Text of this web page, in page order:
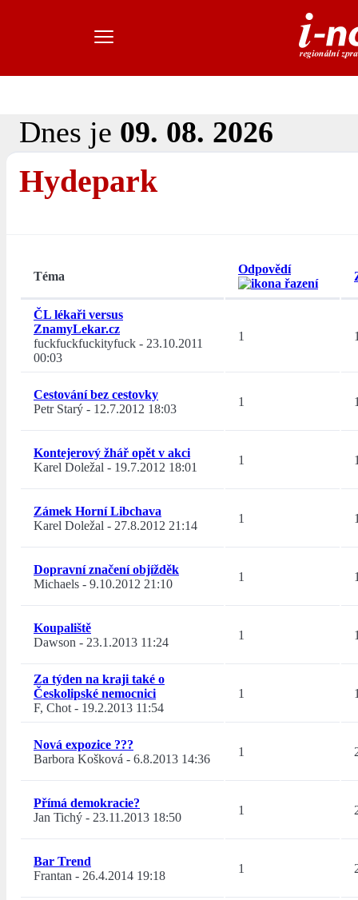
Dnes je 09. 08. 2026
Hydepark
Téma
Odpovědí
ČL lékaři versus
ZnamyLekar.cz
fuckfuckfuckityfuck - 23.10.2011
00:03
1
Cestování bez cestovky
Petr Starý - 12.7.2012 18:03
1
Kontejerový žhář opět v akci
Karel Doležal - 19.7.2012 18:01
1
Zámek Horní Libchava
Karel Doležal - 27.8.2012 21:14
1
Dopravní značení objížděk
Michaels - 9.10.2012 21:10
1
Koupaliště
Dawson - 23.1.2013 11:24
1
Za týden na kraji také o
Českolipské nemocnici
F, Chot- 19.2.2013 11:54
1
Nová expozice ???
Barbora Košková - 6.8.2013 14:36
1
Přímá demokracie?
Jan Tichý - 23.11.2013 18:50
1
Bar Trend
Frantan - 26.4.2014 19:18
1